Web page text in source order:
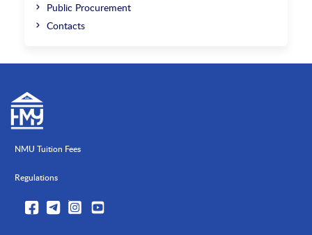
Public Procurement
Contacts
NMU Tuition Fees
Regulations